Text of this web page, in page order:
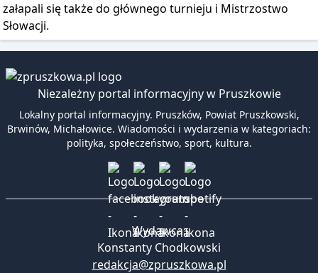
załapali się także do głównego turnieju i Mistrzostwo
Słowacji.
Niezależny portal informacyjny w Pruszkowie
Lokalny portal informacyjny. Pruszków, Powiat Pruszkowski,
Brwinów, Michałowice. Wiadomości i wydarzenia w kategoriach:
polityka, społeczeństwo, sport, kultura.
Wydawca:
Konstanty Chodkowski
redakcja@zpruszkowa.pl